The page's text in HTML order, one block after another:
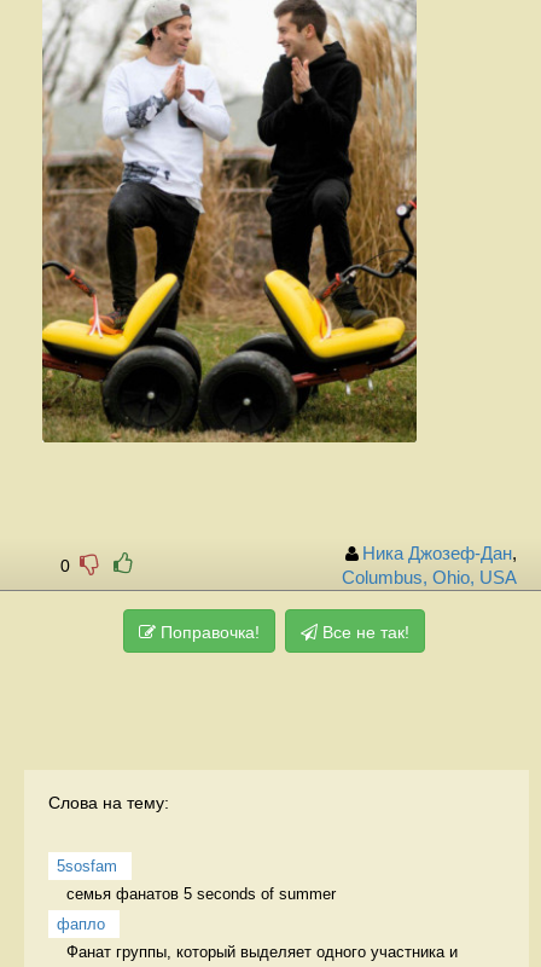
0
Ника Джозеф-Дан,
Columbus, Ohio, USA
Поправочка! Все не так!
Слова на тему:
5sosfam
семья фанатов 5 seconds of summer
фапло
Фанат группы, который выделяет одного участника и